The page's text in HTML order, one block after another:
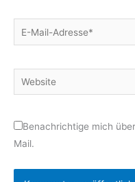
E-
Mail-
Website
Benachrichtige mich
Mail.